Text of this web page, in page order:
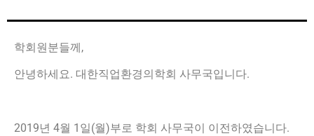
학회원분들께,
안녕하세요. 대한직업환경의학회 사무국입니다.
2019년 4월 1일(월)부로 학회 사무국이 이전하였습니다.